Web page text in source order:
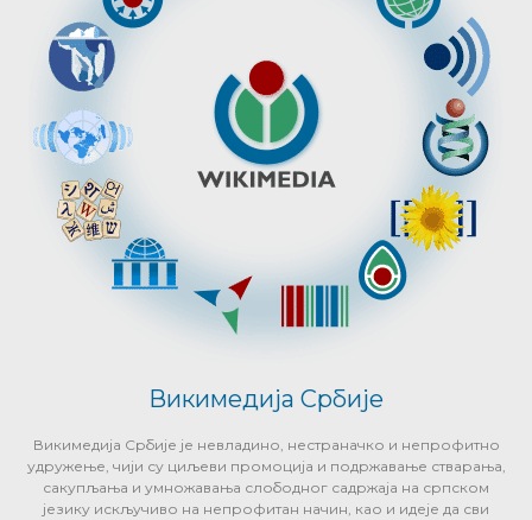
Викимедија Србије
Викимедија Србије је невладино, нестраначко и непрофитно
удружење, чији су циљеви промоција и подржавање стварања,
сакупљања и умножавања слободног садржаја на српском
језику искључиво на непрофитан начин, као и идеје да сви